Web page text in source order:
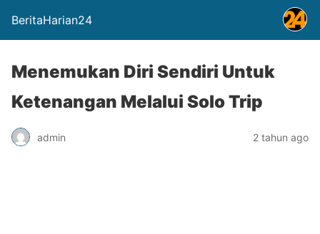
BeritaHarian24
Menemukan Diri Sendiri Untuk
Ketenangan Melalui Solo Trip
admin 2 tahun ago